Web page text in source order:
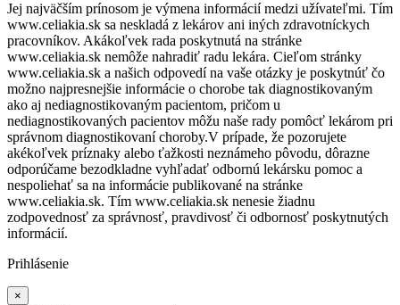
Jej najväčším prínosom je výmena informácií medzi užívateľmi. Tím
www.celiakia.sk sa neskladá z lekárov ani iných zdravotníckych
pracovníkov. Akákoľvek rada poskytnutá na stránke
www.celiakia.sk nemôže nahradiť radu lekára. Cieľom stránky
www.celiakia.sk a našich odpovedí na vaše otázky je poskytnúť čo
možno najpresnejšie informácie o chorobe tak diagnostikovaným
ako aj nediagnostikovaným pacientom, pričom u
nediagnostikovaných pacientov môžu naše rady pomôcť lekárom pri
správnom diagnostikovaní choroby.V prípade, že pozorujete
akékoľvek príznaky alebo ťažkosti neznámeho pôvodu, dôrazne
odporúčame bezodkladne vyhľadať odbornú lekársku pomoc a
nespoliehať sa na informácie publikované na stránke
www.celiakia.sk. Tím www.celiakia.sk nenesie žiadnu
zodpovednosť za správnosť, pravdivosť či odbornosť poskytnutých
informácií.
Prihlásenie
×